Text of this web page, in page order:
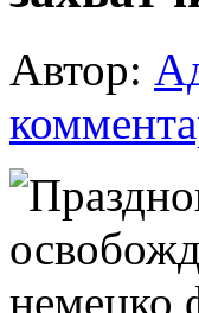
Автор: